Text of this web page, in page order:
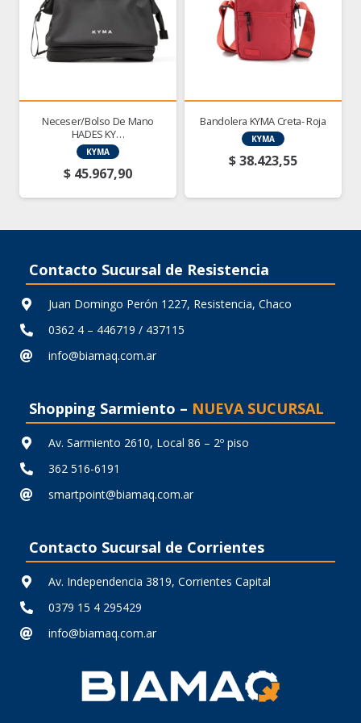
Neceser/Bolso De Mano
HADES KY…
KYMA
$ 45.967,90
Bandolera KYMA Creta- Roja
KYMA
$38.423,55
Contacto Sucursal de Resistencia
Juan Domingo Perón 1227, Resistencia, Chaco
0362 4 – 446719 / 437115
info@biamaq.com.ar
Shopping Sarmiento – NUEVA SUCURSAL
Av. Sarmiento 2610, Local 86 – 2º piso
362 516-6191
smartpoint@biamaq.com.ar
Contacto Sucursal de Corrientes
Av. Independencia 3819, Corrientes Capital
0379 15 4 295429
info@biamaq.com.ar